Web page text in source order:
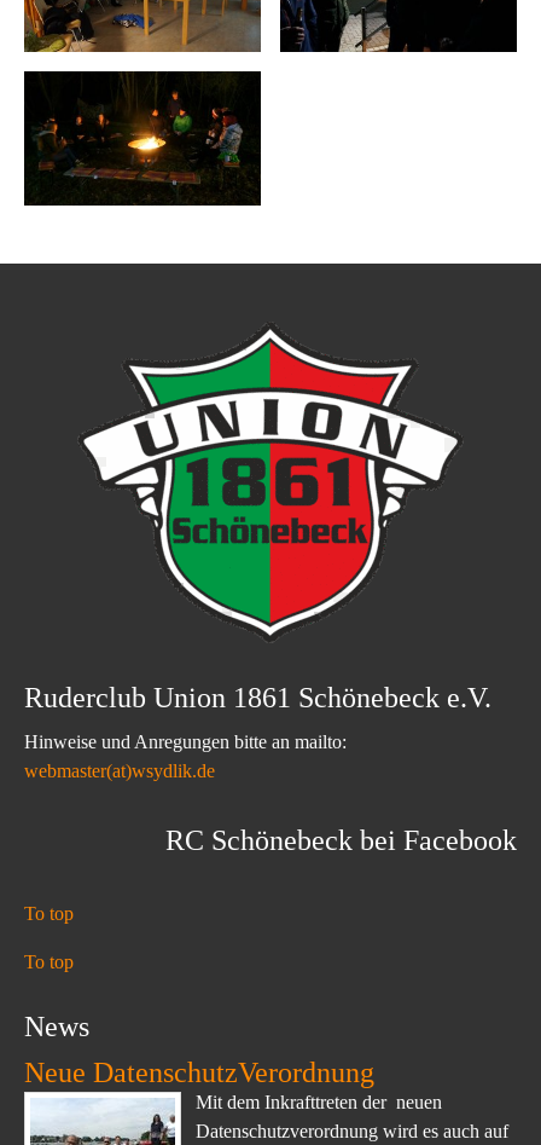
Ruderclub Union 1861 Schönebeck e.V.
Hinweise und Anregungen bitte an mailto:
webmaster(at)wsydlik.de
RC Schönebeck bei Facebook
To top
To top
News
Neue DatenschutzVerordnung
Mit dem Inkrafttreten der neuen
Datenschutzverordnung wird es auch auf